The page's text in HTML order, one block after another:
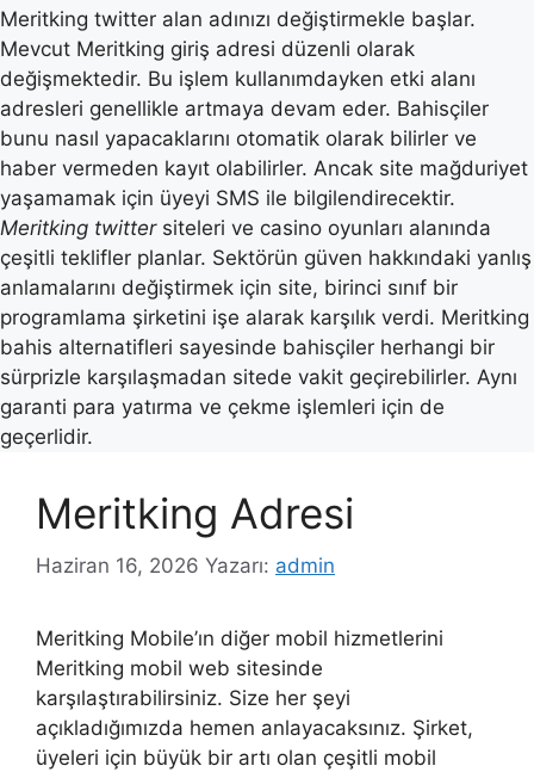
Meritking twitter alan adınızı değiştirmekle başlar.
Mevcut Meritking giriş adresi düzenli olarak
değişmektedir. Bu işlem kullanımdayken etki alanı
adresleri genellikle artmaya devam eder. Bahisçiler
bunu nasıl yapacaklarını otomatik olarak bilirler ve
haber vermeden kayıt olabilirler. Ancak site mağduriyet
yaşamamak için üyeyi SMS ile bilgilendirecektir.
Meritking twittersiteleri ve casino oyunları alanında
çeşitli teklifler planlar. Sektörün güven hakkındaki yanlış
anlamalarını değiştirmek için site, birinci sınıf bir
programlama şirketini işe alarak karşılık verdi. Meritking
bahis alternatifleri sayesinde bahisçiler herhangi bir
sürprizle karşılaşmadan sitede vakit geçirebilirler. Aynı
garanti para yatırma ve çekme işlemleri için de
geçerlidir.
Meritking Adresi
Haziran 16, 2026 Yazarı: admin
Meritking Mobile’ın diğer mobil hizmetlerini
Meritking mobil web sitesinde
karşılaştırabilirsiniz. Size her şeyi
açıkladığımızda hemen anlayacaksınız. Şirket,
üyeleri için büyük bir artı olan çeşitli mobil